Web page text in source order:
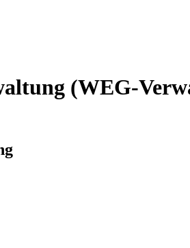
(WEG-